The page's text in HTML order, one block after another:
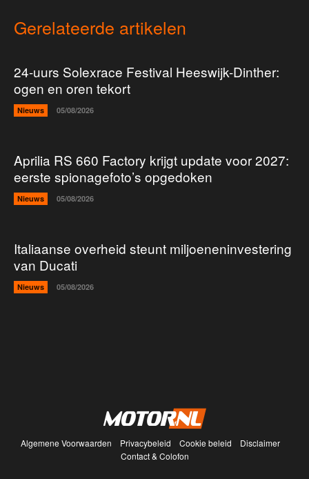
Gerelateerde artikelen
24-uurs Solexrace Festival Heeswijk-Dinther:
ogen en oren tekort
Nieuws 05/08/2026
Aprilia RS 660 Factory krijgt update voor 2027:
eerste spionagefoto’s opgedoken
Nieuws 05/08/2026
Italiaanse overheid steunt miljoeneninvestering
van Ducati
Nieuws 05/08/2026
Algemene Voorwaarden Privacybeleid Cookie beleid
Disclaimer
Contact & Colofon